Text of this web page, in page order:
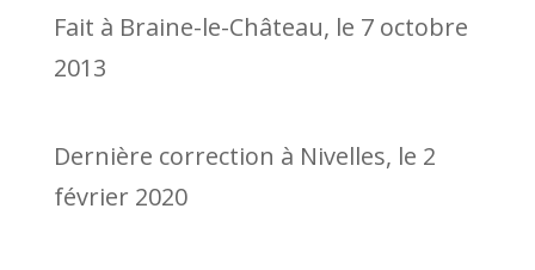
Fait à Braine-le-Château, le 7 octobre
2013
Dernière correction à Nivelles, le 2
février 2020